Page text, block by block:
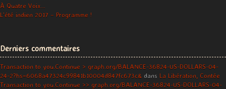
À Quatre Voix…
L’été indien 2017 – Programme !
Derniers commentaires
Transaction to you.Continue > graph.org/BALANCE-36824-US-DOLLARS-04-
24-2?hs=6068a47324c99841b10004d847fc673c& dans La Libération, Contée
Transaction to you.Continue >> graph.org/BALANCE-36824-US-DOLLARS-04-